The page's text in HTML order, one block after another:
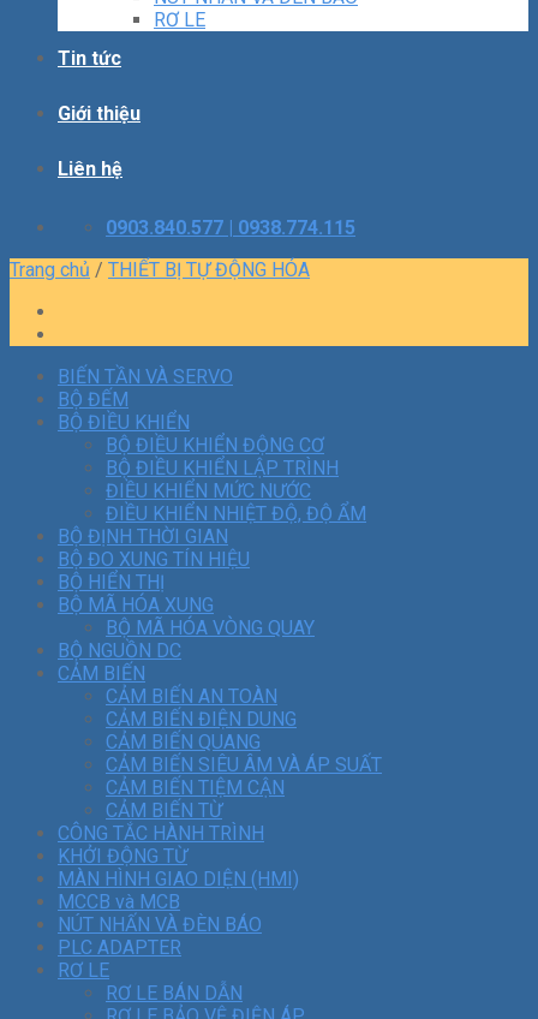
RƠ LE
Tin tức
Giới thiệu
Liên hệ
0903.840.577 | 0938.774.115
Trang chủ / THIẾT BỊ TỰ ĐỘNG HÓA
BIẾN TẦN VÀ SERVO
BỘ ĐẾM
BỘ ĐIỀU KHIỂN
BỘ ĐIỀU KHIỂN ĐỘNG CƠ
BỘ ĐIỀU KHIỂN LẬP TRÌNH
ĐIỀU KHIỂN MỨC NƯỚC
ĐIỀU KHIỂN NHIỆT ĐỘ, ĐỘ ẨM
BỘ ĐỊNH THỜI GIAN
BỘ ĐO XUNG TÍN HIỆU
BỘ HIỂN THỊ
BỘ MÃ HÓA XUNG
BỘ MÃ HÓA VÒNG QUAY
BỘ NGUỒN DC
CẢM BIẾN
CẢM BIẾN AN TOÀN
CẢM BIẾN ĐIỆN DUNG
CẢM BIẾN QUANG
CẢM BIẾN SIÊU ÂM VÀ ÁP SUẤT
CẢM BIẾN TIỆM CẬN
CẢM BIẾN TỪ
CÔNG TẮC HÀNH TRÌNH
KHỞI ĐỘNG TỪ
MÀN HÌNH GIAO DIỆN (HMI)
MCCB và MCB
NÚT NHẤN VÀ ĐÈN BÁO
PLC ADAPTER
RƠ LE
RƠ LE BÁN DẪN